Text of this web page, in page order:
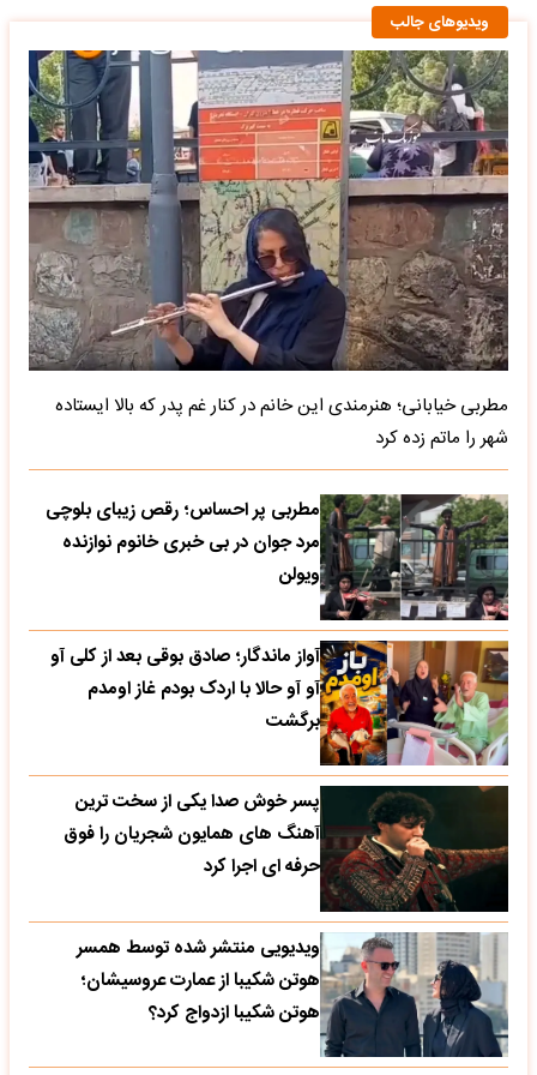
ویدیوهای جالب
مطربی خیابانی؛ هنرمندی این خانم در کنار غم پدر که بالا ایستاده
شهر را ماتم زده کرد
مطربی پر احساس؛ رقص زیبای بلوچی
مرد جوان در بی خبری خانوم نوازنده
ویولن
آواز ماندگار؛ صادق بوقی بعد از کلی آو
آو آو حالا با اردک بودم غاز اومدم
برگشت
پسر خوش صدا یکی از سخت ترین
آهنگ های همایون شجریان را فوق
حرفه ای اجرا کرد
ویدیویی منتشر شده توسط همسر
هوتن شکیبا از عمارت عروسیشان؛
هوتن شکیبا ازدواج کرد؟